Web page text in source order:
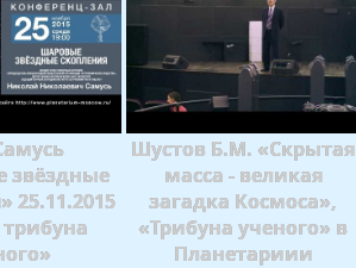
звёздные
25.11.2015
Шустов Б.М. «Скрытая
масса - великая
загадка Космоса»,
«Трибуна ученого» в
Планетариии